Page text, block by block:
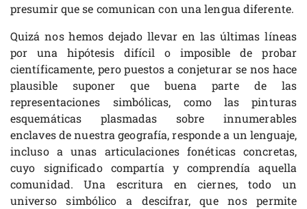
presumir que se comunican con una lengua diferente.
Quizá nos hemos dejado llevar en las últimas líneas
por una hipótesis difícil o imposible de probar
científicamente, pero puestos a conjeturar se nos hace
plausible suponer que buena parte de las
representaciones simbólicas, como las pinturas
esquemáticas plasmadas sobre innumerables
enclaves de nuestra geografía, responde a un lenguaje,
incluso a unas articulaciones fonéticas concretas,
cuyo significado compartía y comprendía aquella
comunidad. Una escritura en ciernes, todo un
universo simbólico a descifrar, que nos permite